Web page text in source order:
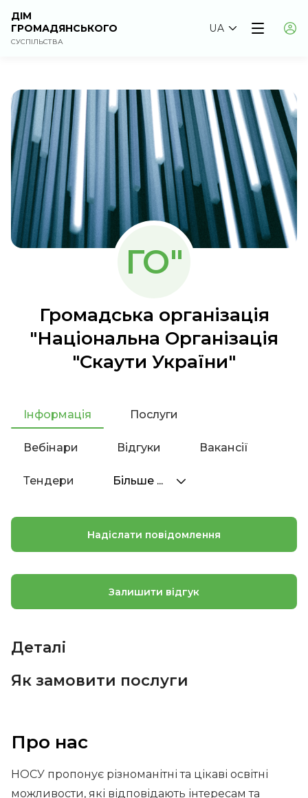
ДІМ
ГРОМАДЯНСЬКОГО
СУСПІЛЬСТВА
UA
ГО"
Громадська організація
"Національна Організація
"Скаути України"
Інформація Послуги
Вебінари Відгуки Вакансії
Тендери Більше ...
Про нас
НОСУ пропонує різноманітні та цікаві освітні
можливости, які відповідають інтересам та
Надіслати повідомлення
Залишити відгук
Деталі
Як замовити послуги